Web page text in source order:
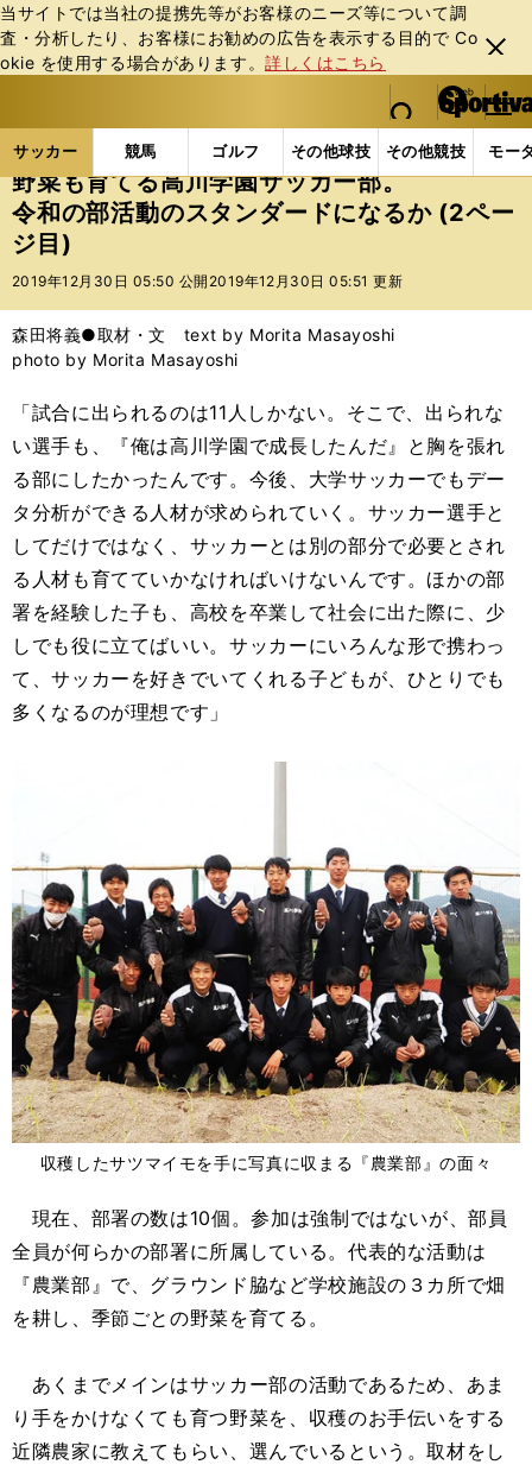
当サイトでは当社の提携先等がお客様のニーズ等について調
査・分析したり、お客様にお勧めの広告を表⽰する⽬的で Co
okie を使⽤する場合があります。詳しくはこちら
閉じ
る
web Sportiva (webスポルティーバ)
検索
マイペ
ー
ジ
メニュ
サッカー 競馬 ゴルフ その他球技 その他競技 モー
ス
ポ
ル
テ
ー
バ
サッカーの記事一覧 Jリーグ他 高校・ユース 野
野菜も育てる高川学園サッカー部。
令和の部活動のスタンダードになるか (2ペー
ジ目)
2019年12月30日 05:50 公開 2019年12月30日 05:51 更新
森田将義●取材・文 text by Morita Masayoshi
photo by Morita Masayoshi
「試合に出られるのは11人しかない。そこで、出られな
い選手も、『俺は高川学園で成長したんだ』と胸を張れ
る部にしたかったんです。今後、大学サッカーでもデー
タ分析ができる人材が求められていく。サッカー選手と
してだけではなく、サッカーとは別の部分で必要とされ
る人材も育てていかなければいけないんです。ほかの部
署を経験した子も、高校を卒業して社会に出た際に、少
しでも役に立てばいい。サッカーにいろんな形で携わっ
て、サッカーを好きでいてくれる子どもが、ひとりでも
多くなるのが理想です」
収穫したサツマイモを手に写真に収まる『農業部』の面々
現在、部署の数は10個。参加は強制ではないが、部員
全員が何らかの部署に所属している。代表的な活動は
『農業部』で、グラウンド脇など学校施設の３カ所で畑
を耕し、季節ごとの野菜を育てる。
あくまでメインはサッカー部の活動であるため、あま
り手をかけなくても育つ野菜を、収穫のお手伝いをする
近隣農家に教えてもらい、選んでいるという。取材をし